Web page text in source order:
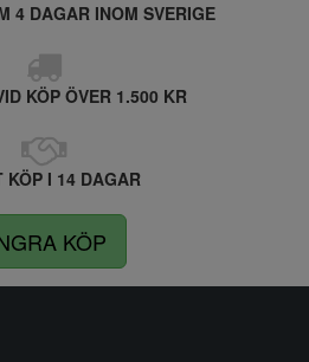
4 DAGAR INOM SVERIGE
KÖP ÖVER 1.500 KR
KÖP I 14 DAGAR
KÖP